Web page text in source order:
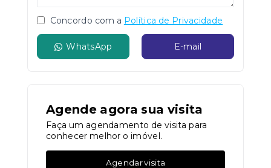
Concordo com a Política de Privacidade
WhatsApp E-mail
Agende agora sua visita
Faça um agendamento de visita para
conhecer melhor o imóvel.
Agendar visita